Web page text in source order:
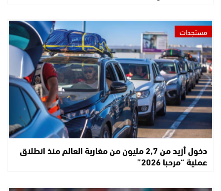
مستجدات
دخول أزيد من 2,7 مليون من مغاربة العالم منذ انطلاق
عملية “مرحبا 2026”